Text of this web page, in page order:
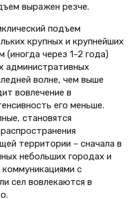
выражен резче.
подъем
крупных и крупнейших
через 1–2 года)
административных
волне, чем выше
вовлечение в
его меньше.
становятся
территории – сначала в
небольших городах и
коммуникациями с
сел вовлекаются в